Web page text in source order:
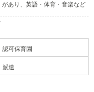
あり、英語・体育・音楽など
る子・信頼し信頼される子」
したいことは頑張れば出来る
持って前へ進む力を培ってい
認可保育園
派遣